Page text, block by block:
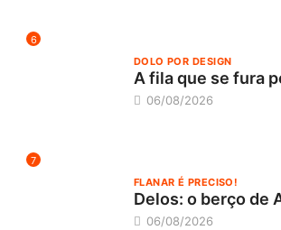
6
DOLO POR DESIGN
A fila que se fura
06/08/2026
7
FLANAR É PRECISO!
Delos: o berço de
06/08/2026